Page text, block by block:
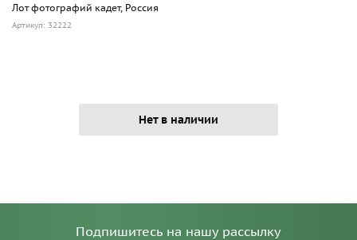
Лот фотографий кадет, Россия
Артикул: 32222
Нет в наличии
Подпишитесь на нашу рассылку